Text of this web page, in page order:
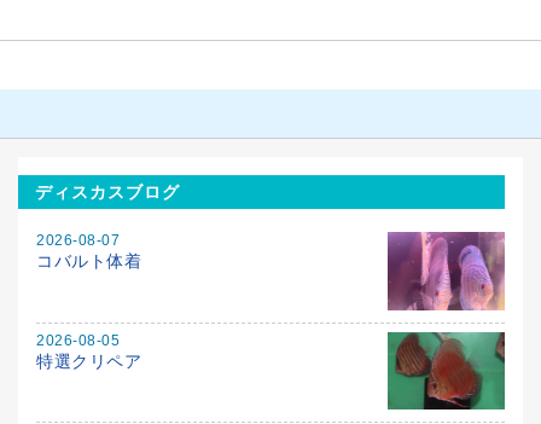
ディスカスブログ
2026-08-07
コバルト体着
2026-08-05
特選クリペア